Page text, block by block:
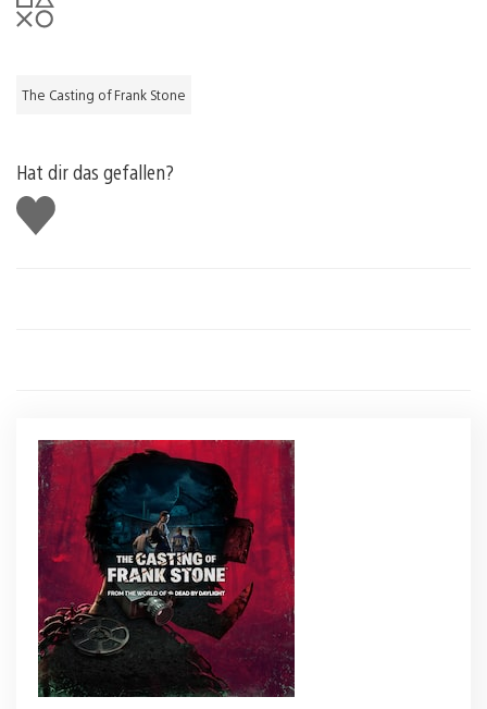
The Casting of Frank Stone
Hat dir das gefallen?
Gefällt
mir